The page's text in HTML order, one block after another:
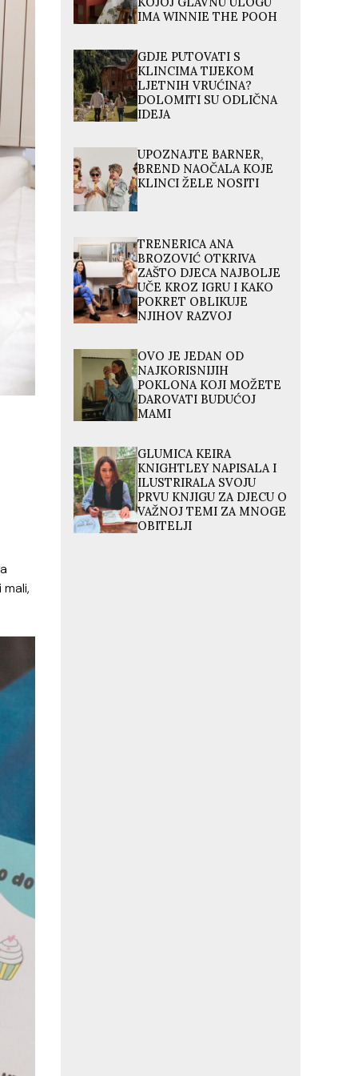
IMA WINNIE THE POOH
GDJE PUTOVATI S
KLINCIMA TIJEKOM
LJETNIH VRUĆINA?
DOLOMITI SU ODLIČNA
IDEJA
UPOZNAJTE BARNER,
BREND NAOČALA KOJE
KLINCI ŽELE NOSITI
TRENERICA ANA
BROZOVIĆ OTKRIVA
ZAŠTO DJECA NAJBOLJE
UČE KROZ IGRU I KAKO
POKRET OBLIKUJE
NJIHOV RAZVOJ
OVO JE JEDAN OD
NAJKORISNIJIH
POKLONA KOJI MOŽETE
DAROVATI BUDUĆOJ
MAMI
GLUMICA KEIRA
KNIGHTLEY NAPISALA I
ILUSTRIRALA SVOJU
PRVU KNJIGU ZA DJECU O
VAŽNOJ TEMI ZA MNOGE
OBITELJI